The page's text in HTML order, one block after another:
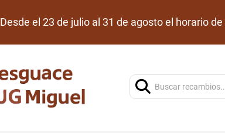
Desde el 23 de julio al 31 de agosto el horario